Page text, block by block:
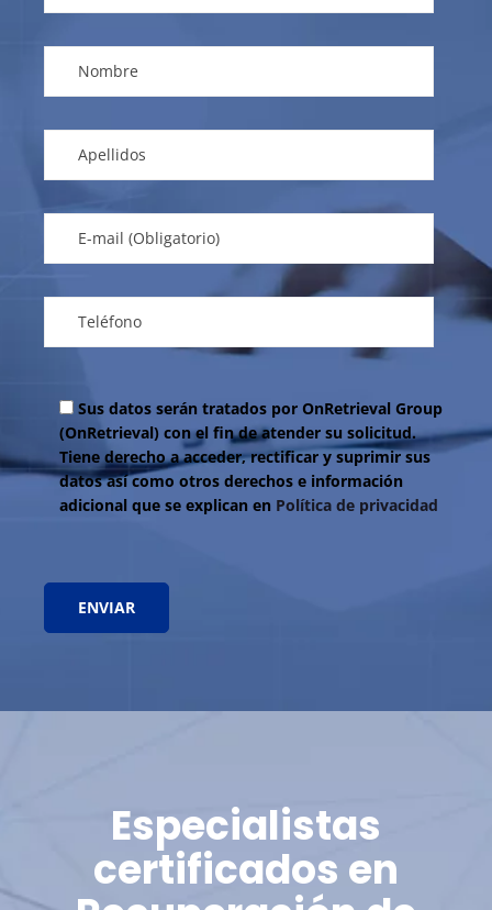
Sus datos serán tratados por OnRetrieval Group
(OnRetrieval) con el fin de atender su solicitud.
Tiene derecho a acceder, rectificar y suprimir sus
datos así como otros derechos e información
adicional que se explican en Política de privacidad
Especialistas
certificados en